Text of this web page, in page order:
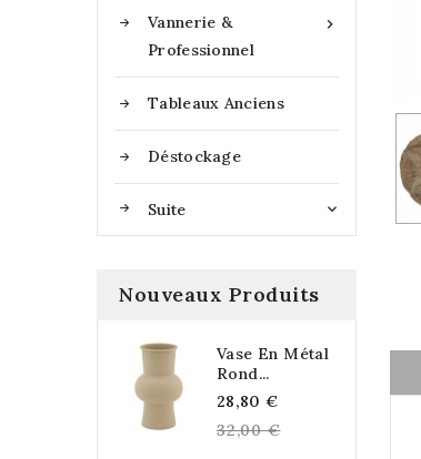

Vannerie &
Professionnel
Tableaux Anciens
Déstockage
Suite 
Nouveaux Produits
Vase En Métal
Rond...
28,80 €
price
32,00 €